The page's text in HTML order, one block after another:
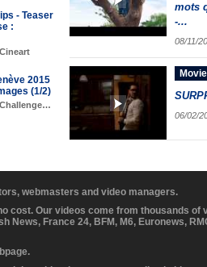
- Teaser
:
2015
(1/2)
Challenge…
mots
-...
08/11/
06/02/
webmasters and video managers.
cost. Our videos come from thousands of
News, France 24, BFM, M6, Euronews,